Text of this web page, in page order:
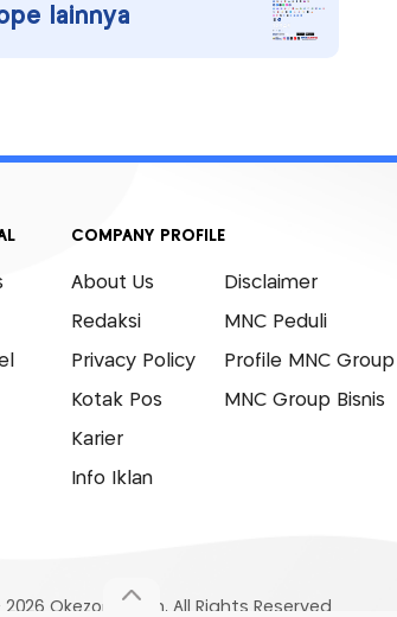
lainnya
COMPANY PROFILE
About Us
Redaksi
Privacy Policy
Kotak Pos
Karier
Info Iklan
Disclaimer
MNC Peduli
Profile MNC Group
MNC Group Bisnis
Okezone.com, All Rights Reserved